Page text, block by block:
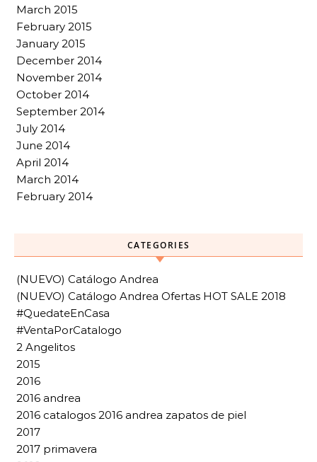
March 2015
February 2015
January 2015
December 2014
November 2014
October 2014
September 2014
July 2014
June 2014
April 2014
March 2014
February 2014
CATEGORIES
(NUEVO) Catálogo Andrea
(NUEVO) Catálogo Andrea Ofertas HOT SALE 2018
#QuedateEnCasa
#VentaPorCatalogo
2 Angelitos
2015
2016
2016 andrea
2016 catalogos 2016 andrea zapatos de piel
2017
2017 primavera